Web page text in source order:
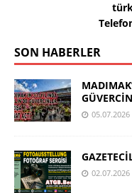
SON HABERLER
05.07.2026
02.07.2026